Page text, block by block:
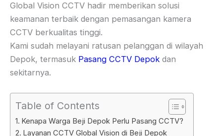
Global Vision CCTV hadir memberikan solusi
keamanan terbaik dengan pemasangan kamera
CCTV berkualitas tinggi.
Kami sudah melayani ratusan pelanggan di wilayah
Depok, termasuk Pasang CCTV Depok dan
sekitarnya.
Table of Contents
Kenapa Warga Beji Depok Perlu Pasang CCTV?
Layanan CCTV Global Vision di Beji Depok